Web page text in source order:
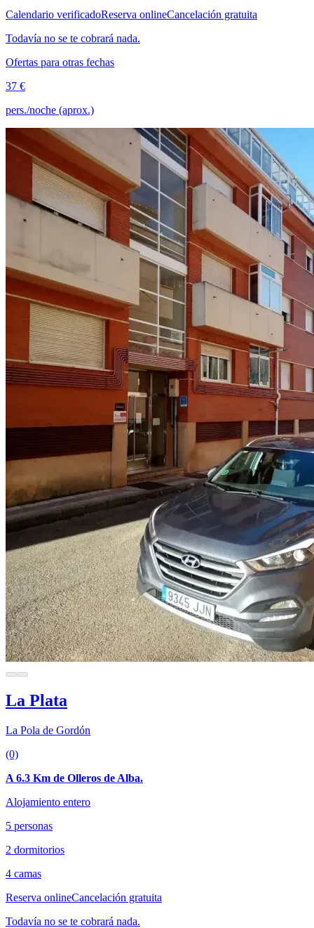
Calendario verificadoReserva onlineCancelación gratuita
Todavía no se te cobrará nada.
Ofertas para otras fechas
37 €
pers./noche (aprox.)
La Plata
La Pola de Gordón
(0)
A 6.3 Km de Olleros de Alba.
Alojamiento entero
5 personas
2 dormitorios
4 camas
Reserva onlineCancelación gratuita
Todavía no se te cobrará nada.